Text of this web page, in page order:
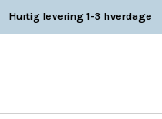
Hurtig levering 1-3 hverdage